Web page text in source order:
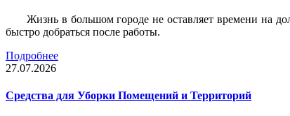
Жизнь в большом городе не оставляет времени на
быстро добраться после работы.
Подробнее
27.07.2026
Средства для Уборки Помещений и Территорий